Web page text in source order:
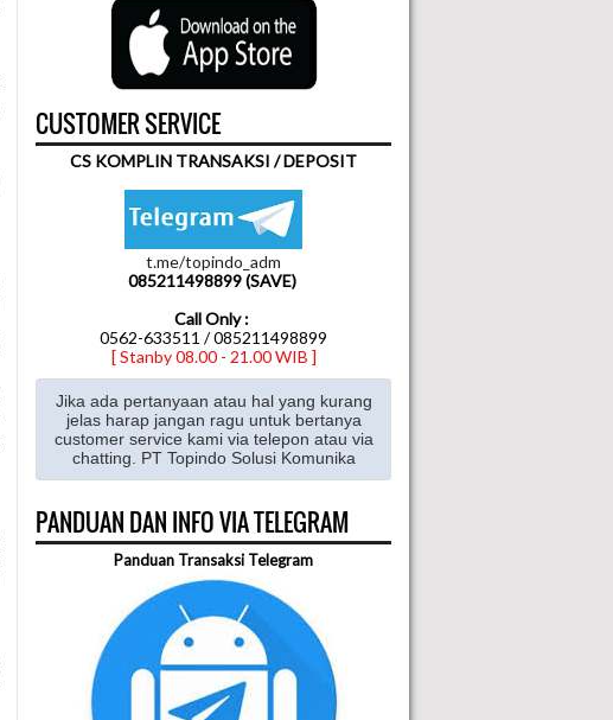
CUSTOMER SERVICE
CS KOMPLIN TRANSAKSI / DEPOSIT
t.me/topindo_adm
085211498899 (SAVE)
Call Only :
0562-633511 / 085211498899
[ Stanby 08.00 - 21.00 WIB ]
Jika ada pertanyaan atau hal yang kurang
jelas harap jangan ragu untuk bertanya
customer service kami via telepon atau via
chatting. PT Topindo Solusi Komunika
PANDUAN DAN INFO VIA TELEGRAM
Panduan Transaksi Telegram